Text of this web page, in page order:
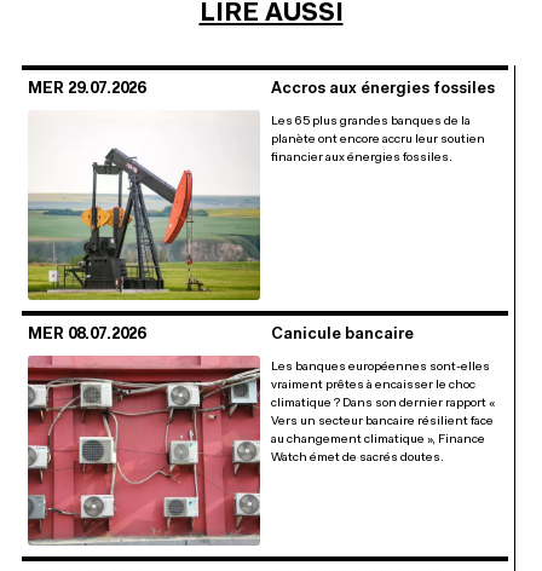
LIRE AUSSI
MER 29.07.2026 Accros aux énergies fossiles
Les 65 plus grandes banques de la
planète ont encore accru leur soutien
financier aux énergies fossiles.
MER 08.07.2026 Canicule bancaire
Les banques européennes sont-elles
vraiment prêtes à encaisser le choc
climatique ? Dans son dernier rapport «
Vers un secteur bancaire résilient face
au changement climatique », Finance
Watch émet de sacrés doutes.